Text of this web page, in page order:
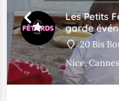
Les Petits
garde
20 Bis
Nice,